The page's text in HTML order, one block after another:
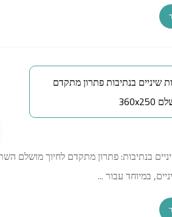
בנתיבות: פתרון מתקדם לחיוך מושלם
במיוחד עבור ...